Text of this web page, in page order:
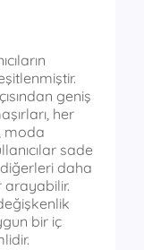
geniş
her
moda
sade
daha
arayabilir.
bir iç